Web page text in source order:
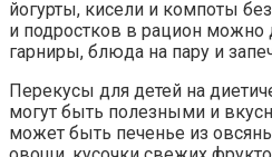
йогурты, кисели и компоты
и подростков в рацион можно
гарниры, блюда на пару и
Перекусы для детей на
могут быть полезными и
может быть печенье из